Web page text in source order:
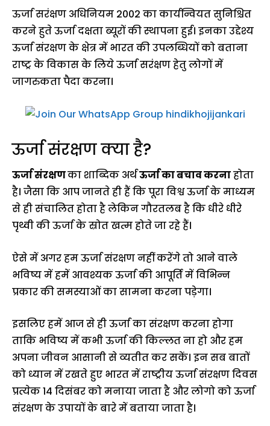
ऊर्जा सरंक्षण अधिनियम 2002 का कार्यन्वियत सुनिश्चित
करने हुते ऊर्जा दक्षता ब्यूरों की स्थापना हुई। इनका उद्देश्य
ऊर्जा संरक्षण के क्षेत्र में भारत की उपलब्धियों को बताना
राष्ट्र के विकास के लिये ऊर्जा सरंक्षण हेतु लोगों में
जागरुकता पैदा करना।
ऊर्जा संरक्षण क्या है?
ऊर्जा संरक्षणका शाब्दिक अर्थऊर्जा का बचाव करनाहोता
है। जैसा कि आप जानते ही हैं कि पूरा विश्व ऊर्जा के माध्यम
से ही संचालित होता है लेकिन गौरतलब है कि धीरे धीरे
पृथ्वी की ऊर्जा के स्रोत खत्म होते जा रहे हैं।
ऐसे में अगर हम ऊर्जा संरक्षण नहीं करेंगे तो आने वाले
भविष्य में हमें आवश्यक ऊर्जा की आपूर्ति में विभिन्न
प्रकार की समस्याओं का सामना करना पड़ेगा।
इसलिए हमें आज से ही ऊर्जा का संरक्षण करना होगा
ताकि भविष्य में कभी ऊर्जा की किल्लत ना हो और हम
अपना जीवन आसानी से व्यतीत कर सकें। इन सब बातों
को ध्यान में रखते हुए भारत में राष्ट्रीय ऊर्जा संरक्षण दिवस
प्रत्येक 14 दिसंबर को मनाया जाता है और लोगो को ऊर्जा
संरक्षण के उपायों के बारे में बताया जाता है।